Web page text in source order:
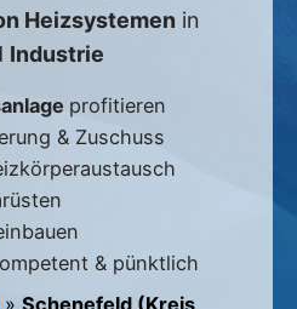
Heizsystemen in
Industrie
profitieren
& Zuschuss
& pünktlich
» Schenefeld (Kreis